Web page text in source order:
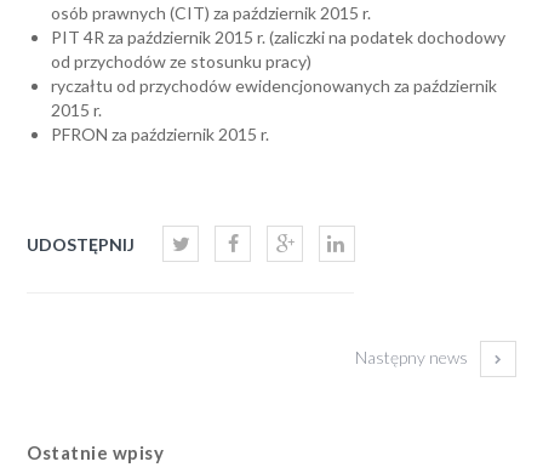
osób prawnych (CIT) za październik 2015 r.
PIT 4R za październik 2015 r. (zaliczki na podatek dochodowy
od przychodów ze stosunku pracy)
ryczałtu od przychodów ewidencjonowanych za październik
2015 r.
PFRON za październik 2015 r.
UDOSTĘPNIJ
Następny news
Ostatnie wpisy